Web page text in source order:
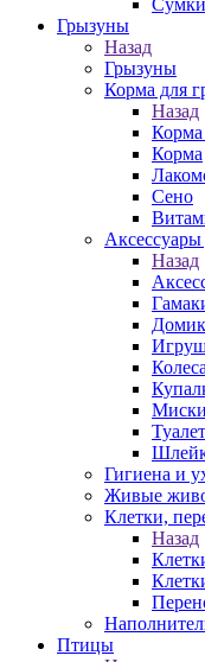
Сумки
Грызуны
Назад
Грызуны
Корма для
Назад
Корма
Корма
Сено
Назад
Гигиена и
Живые
Клетки,
Назад
Птицы